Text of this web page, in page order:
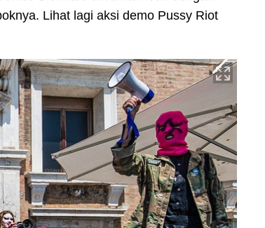
Lihat lagi aksi demo Pussy Riot